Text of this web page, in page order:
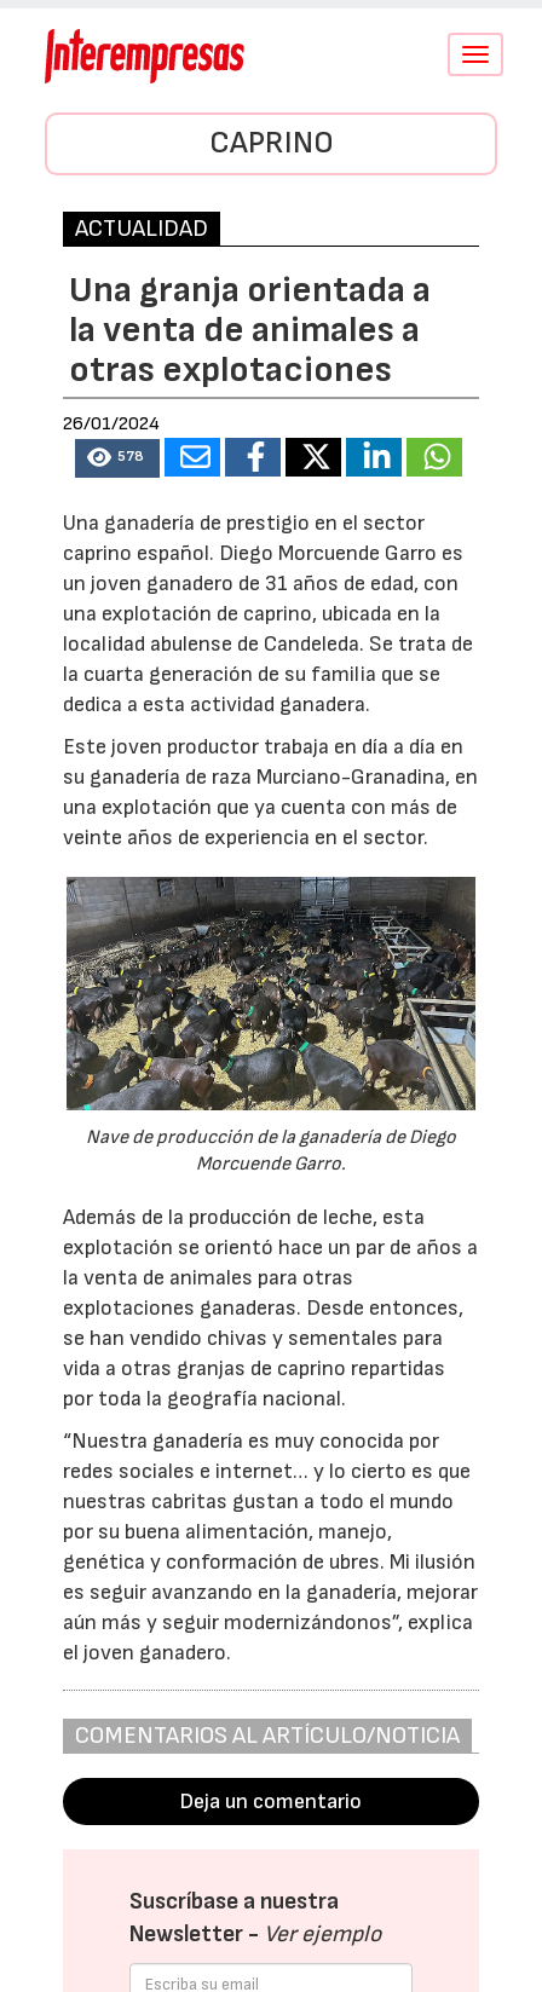
Conmutar
CAPRINO
ACTUALIDAD
Una granja orientada a
la venta de animales a
otras explotaciones
26/01/2024
578
Una ganadería de prestigio en el sector
caprino español. Diego Morcuende Garro es
un joven ganadero de 31 años de edad, con
una explotación de caprino, ubicada en la
localidad abulense de Candeleda. Se trata de
la cuarta generación de su familia que se
dedica a esta actividad ganadera.
Este joven productor trabaja en día a día en
su ganadería de raza Murciano-Granadina, en
una explotación que ya cuenta con más de
veinte años de experiencia en el sector.
Nave de producción de la ganadería de Diego
Morcuende Garro.
Además de la producción de leche, esta
explotación se orientó hace un par de años a
la venta de animales para otras
explotaciones ganaderas. Desde entonces,
se han vendido chivas y sementales para
vida a otras granjas de caprino repartidas
por toda la geografía nacional.
“Nuestra ganadería es muy conocida por
redes sociales e internet… y lo cierto es que
nuestras cabritas gustan a todo el mundo
por su buena alimentación, manejo,
genética y conformación de ubres. Mi ilusión
es seguir avanzando en la ganadería, mejorar
aún más y seguir modernizándonos”, explica
el joven ganadero.
COMENTARIOS AL ARTÍCULO/NOTICIA
Deja un comentario
Suscríbase a nuestra
Newsletter - Ver ejemplo